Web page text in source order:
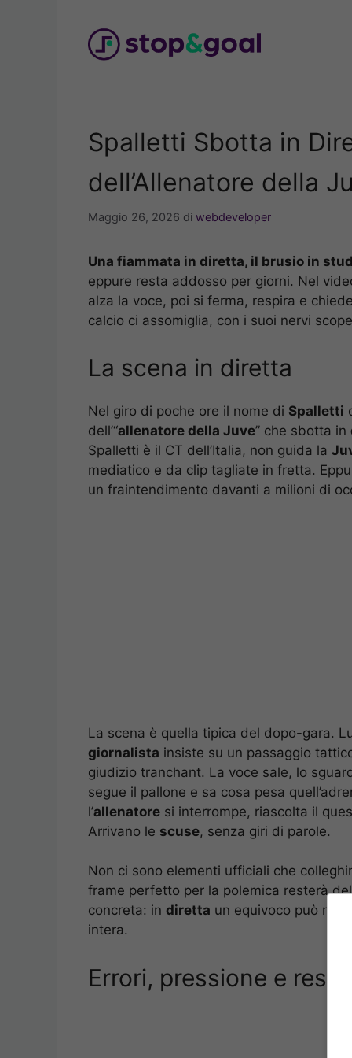
Spalletti Sbotta in
dell’Allenatore della
Maggio 26, 2026 di webdeveloper
Una fiammata in diretta, il brusio in
eppure resta addosso per giorni. Nel
alza la voce, poi si ferma, respira e
calcio ci assomiglia, con i suoi nervi
La scena in diretta
Nel giro di poche ore il nome di Spalletti
dell’“allenatore della Juve” che sbotta in
Spalletti è il CT dell’Italia, non guida la
mediatico e da clip tagliate in fretta.
un fraintendimento davanti a milioni di
La scena è quella tipica del dopo-gara.
giornalista insiste su un passaggio
giudizio tranchant. La voce sale, lo
segue il pallone e sa cosa pesa
l’allenatore si interrompe, riascolta il
Arrivano le scuse, senza giri di parole.
Non ci sono elementi ufficiali che
frame perfetto per la polemica resterà
concreta: in diretta un equivoco può
intera.
Errori, pressione e